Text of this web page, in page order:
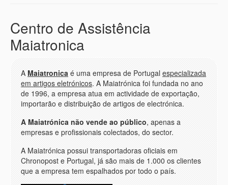
Centro de Assistência
Maiatronica
A Maiatronica é uma empresa de Portugal especializada
em artigos eletrónicos. A Maiatrónica foi fundada no ano
de 1996, a empresa atua em actividade de exportação,
importarão e distribuição de artigos de electrónica.
A Maiatrónica não vende ao público, apenas a
empresas e profissionais colectados, do sector.
A Maiatrónica possui transportadoras oficiais em
Chronopost e Portugal, já são mais de 1.000 os clientes
que a empresa tem espalhados por todo o país.